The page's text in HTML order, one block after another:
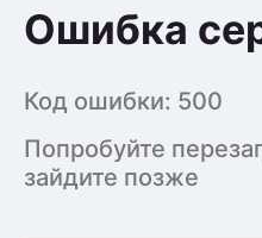
Ошибка
Код ошибки: 500
Попробуйте
зайдите позже